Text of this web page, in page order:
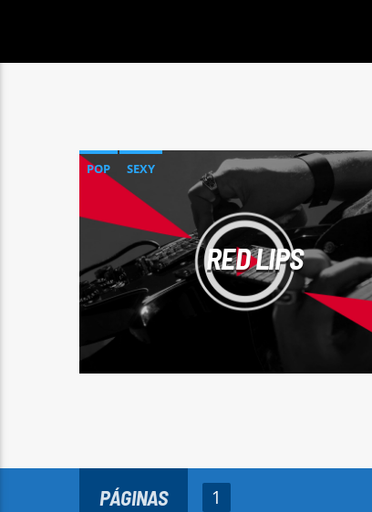
POP SEXY
RED LIPS
PÁGINAS 1